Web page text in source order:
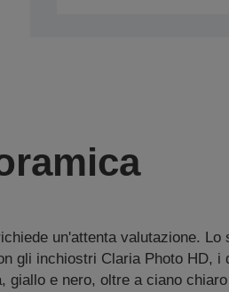
un'attenta valutazione. Lo
gli inchiostri Claria Photo HD, i
giallo e nero, oltre a ciano